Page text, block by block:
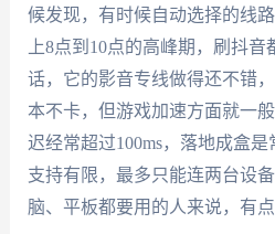
候发现，有时候自动选择的线
上8点到10点的高峰期，刷抖
话，它的影音专线做得还不错
本不卡，但游戏加速方面就一
迟经常超过100ms，落地成盒
支持有限，最多只能连两台设
脑、平板都要用的人来说，有点